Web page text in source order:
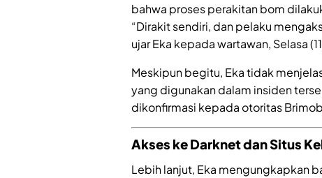
bahwa proses perakitan bom
“Dirakit sendiri, dan pelaku
ujar Eka kepada wartawan, Selasa
Meskipun begitu, Eka tidak
yang digunakan dalam insiden
dikonfirmasi kepada otoritas
Akses ke Darknet dan Situs
Lebih lanjut, Eka mengungkapkan